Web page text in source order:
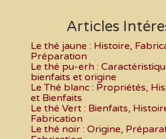
Articles
Le thé jaune : Histoire,
Préparation
Le thé pu-erh :
bienfaits et origine
Le Thé blanc : Propriétés,
et Bienfaits
Le thé Vert : Bienfaits,
Fabrication
Le thé noir : Origine,